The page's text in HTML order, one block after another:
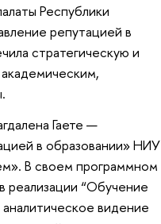
Республики
репутацией в
стратегическую и
Гаете —
в образовании» НИУ
В своем программном
реализации “Обучение
видение